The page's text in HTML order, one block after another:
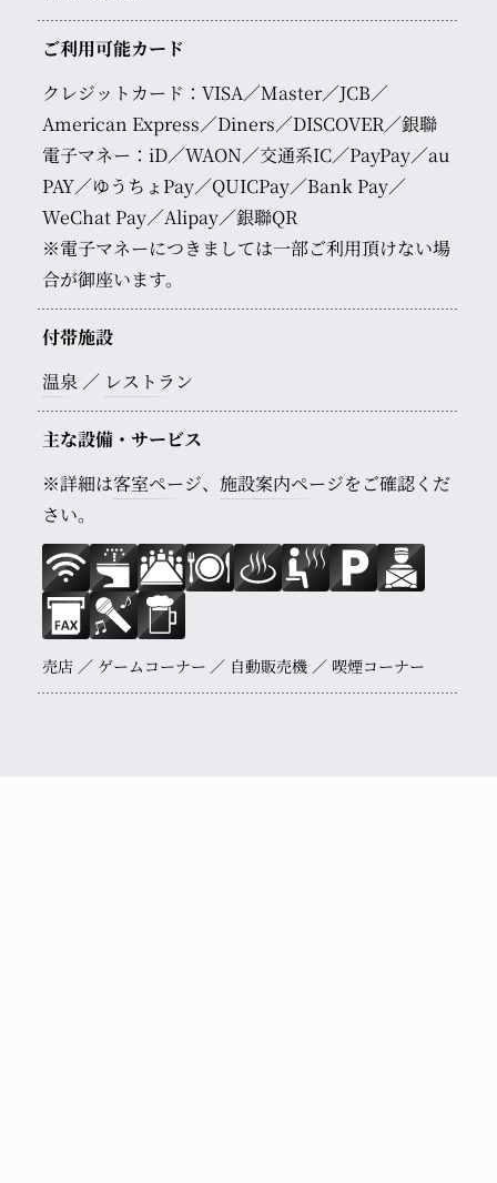
ご利用可能カード
クレジットカード：VISA／Master／JCB／
American Express／Diners／DISCOVER／銀聯
電子マネー：iD／WAON／交通系IC／PayPay／au
PAY／ゆうちょPay／QUICPay／Bank Pay／
WeChat Pay／Alipay／銀聯QR
※電子マネーにつきましては一部ご利用頂けない場
合が御座います。
付帯施設
温泉
レストラン
主な設備・サービス
※詳細は客室ページ、 施設案内ページをご確認くだ
さい。
売店 ゲームコーナー 自動販売機 喫煙コーナー